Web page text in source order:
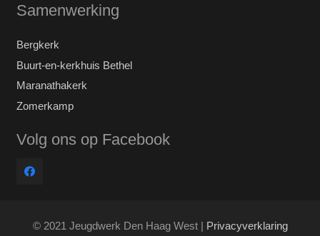
Samenwerking
Bergkerk
Buurt-en-kerkhuis Bethel
Maranathakerk
Zomerkamp
Volg ons op Facebook
© 2021 Jeugdwerk Den Haag West | Privacyverklaring